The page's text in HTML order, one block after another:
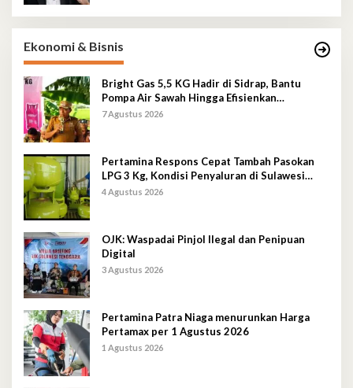
Ekonomi & Bisnis
Bright Gas 5,5 KG Hadir di Sidrap, Bantu
Pompa Air Sawah Hingga Efisienkan
Penyaluran Elpiji 3 Kg
7 Agustus 2026
Pertamina Respons Cepat Tambah Pasokan
LPG 3 Kg, Kondisi Penyaluran di Sulawesi
Selatan Berlangsung Kondusif
4 Agustus 2026
OJK: Waspadai Pinjol Ilegal dan Penipuan
Digital
3 Agustus 2026
Pertamina Patra Niaga menurunkan Harga
Pertamax per 1 Agustus 2026
1 Agustus 2026